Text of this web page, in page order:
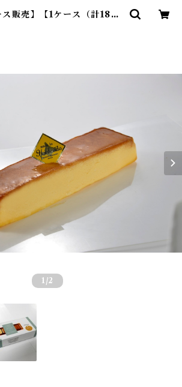
ス販売】【1ケース（計18個
1 /2